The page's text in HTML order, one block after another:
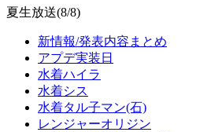
夏生放送(8/8)
新情報/発表内容まとめ
アプデ実装日
水着ハイラ
水着シス
水着タル子マン(石)
レンジャーオリジン